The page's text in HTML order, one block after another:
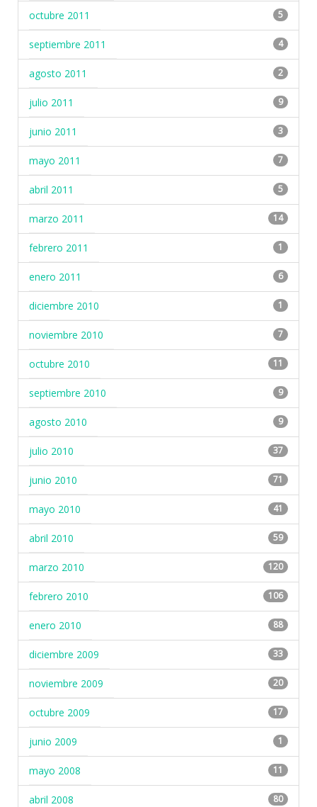
octubre 2011 5
septiembre 2011 4
agosto 2011 2
julio 2011 9
junio 2011 3
mayo 2011 7
abril 2011 5
marzo 2011 14
febrero 2011 1
enero 2011 6
diciembre 2010 1
noviembre 2010 7
octubre 2010 11
septiembre 2010 9
agosto 2010 9
julio 2010 37
junio 2010 71
mayo 2010 41
abril 2010 59
marzo 2010 120
febrero 2010 106
enero 2010 88
diciembre 2009 33
noviembre 2009 20
octubre 2009 17
junio 2009 1
mayo 2008 11
abril 2008 80